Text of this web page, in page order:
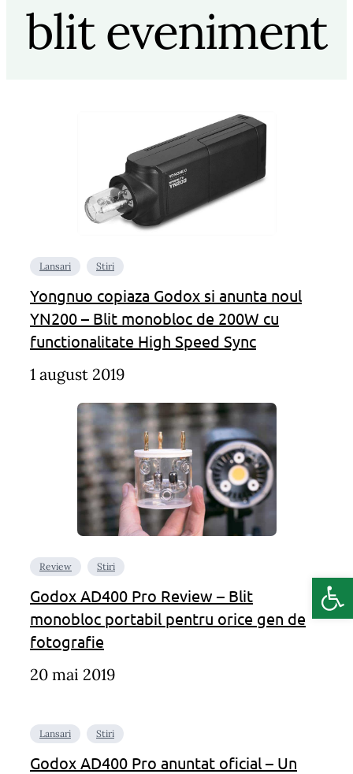
blit eveniment
Lansari Stiri
Yongnuo copiaza Godox si anunta noul
YN200 – Blit monobloc de 200W cu
functionalitate High Speed Sync
1 august 2019
Review Stiri
Godox AD400 Pro Review – Blit
monobloc portabil pentru orice gen de
fotografie
20 mai 2019
Lansari Stiri
Godox AD400 Pro anuntat oficial – Un